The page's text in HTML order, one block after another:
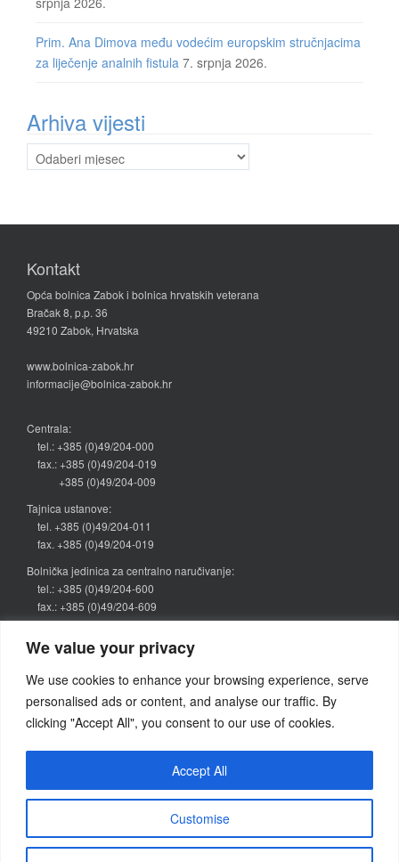
We value your privacy
We use cookies to enhance your browsing experience, serve
personalised ads or content, and analyse our traffic. By
clicking "Accept All", you consent to our use of cookies.
Customise
Accept All
Prim. Ana Dimova među vodećim europskim stručnjacima
za liječenje analnih fistula 7. srpnja 2026.
Arhiva vijesti
Arhiva
vijesti
Kontakt
Opća bolnica Zabok i bolnica hrvatskih veterana
Bračak 8, p.p. 36
49210 Zabok, Hrvatska
www.bolnica-zabok.hr
informacije@bolnica-zabok.hr
Centrala:
tel.: +385 (0)49/204-000
fax.: +385 (0)49/204-019
+385 (0)49/204-009
Tajnica ustanove:
tel. +385 (0)49/204-011
fax. +385 (0)49/204-019
Bolnička jedinica za centralno naručivanje:
tel.: +385 (0)49/204-600
fax.: +385 (0)49/204-609
narucivanje@bolnica-zabok.hr
Kategorije vijesti
Objava(64)
Pretraživanje
for: